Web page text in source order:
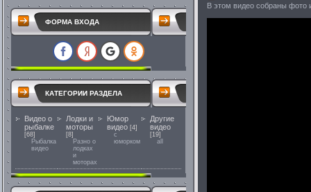
ФОРМА ВХОДА
КАТЕГОРИИ РАЗДЕЛА
Видео о
рыбалке
[68]
Рыбалка
видео
Лодки и
моторы
[8]
Разно о
лодках
и
моторах
Юмор
видео [4]
с
юморком
Другие
видео
[19]
all
В этом видео собраны фото